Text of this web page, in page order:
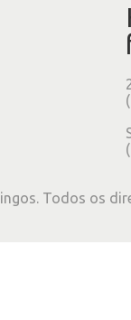
Todos os